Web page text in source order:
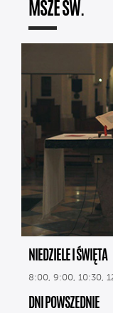
MSZE ŚW.
NIEDZIELE I ŚWIĘTA
8:00, 9:00, 10:30,
DNI POWSZEDNIE